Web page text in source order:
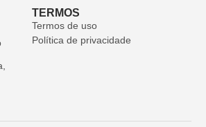
TERMOS
Termos de uso
Política de privacidade